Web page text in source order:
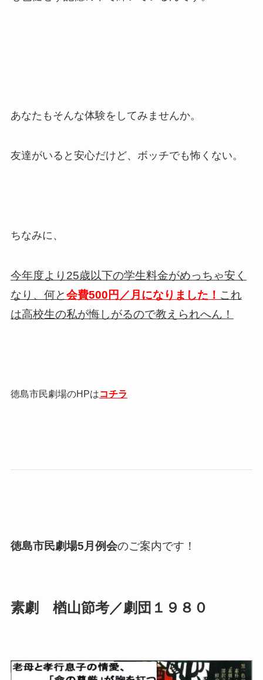
あなたもそんな体験をしてみませんか。
友達がいると安心だけど、ボッチでも怖くない。
ちなみに、
今年度より25歳以下の学生料金がめっちゃ安く
なり、何と会費500円／月になりました！ これ
は高校生の私が悔しがるので教えられへん！
徳島市民劇場のHPはコチラ
徳島市民劇場5月例会のご案内です！
素劇 楢山節考／劇団１９８０